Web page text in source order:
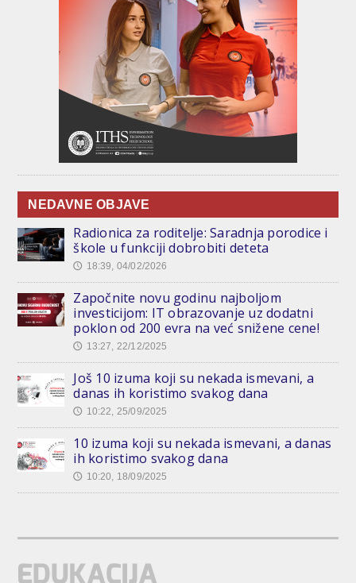
NEDAVNE OBJAVE
Radionica za roditelje: Saradnja porodice i
škole u funkciji dobrobiti deteta
🕔 18:39, 04/02/2026
Započnite novu godinu najboljom
investicijom: IT obrazovanje uz dodatni
poklon od 200 evra na već snižene cene!
🕔 13:27, 22/12/2025
Još 10 izuma koji su nekada ismevani, a
danas ih koristimo svakog dana
🕔 10:22, 25/09/2025
10 izuma koji su nekada ismevani, a danas
ih koristimo svakog dana
🕔 10:20, 18/09/2025